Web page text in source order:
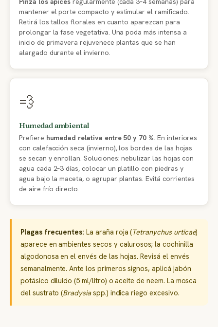
mantener el porte compacto y estimular el ramificado.
Retirá los tallos florales en cuanto aparezcan para
prolongar la fase vegetativa. Una poda más intensa a
inicio de primavera rejuvenece plantas que se han
alargado durante el invierno.
💨
Humedad ambiental
Prefiere humedad relativa entre 50 y 70 %. En interiores
con calefacción seca (invierno), los bordes de las hojas
se secan y enrollan. Soluciones: nebulizar las hojas con
agua cada 2–3 días, colocar un platillo con piedras y
agua bajo la maceta, o agrupar plantas. Evitá corrientes
de aire frío directo.
Plagas frecuentes: La araña roja (Tetranychus urticae)
aparece en ambientes secos y calurosos; la cochinilla
algodonosa en el envés de las hojas. Revisá el envés
semanalmente. Ante los primeros signos, aplicá jabón
potásico diluido (5 ml/litro) o aceite de neem. La mosca
del sustrato (Bradysiaspp.) indica riego excesivo.